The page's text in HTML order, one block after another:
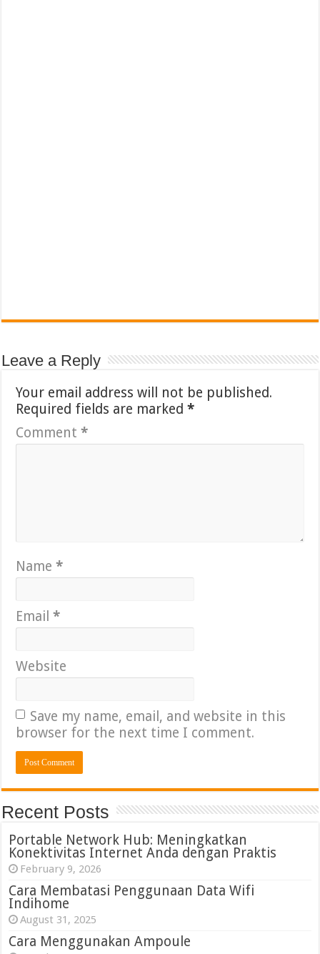
Leave a Reply
Your email address will not be published.
Required fields are marked*
Comment*
Name*
Email*
Website
Save my name, email, and website in this
browser for the next time I comment.
Recent Posts
Portable Network Hub: Meningkatkan
Konektivitas Internet Anda dengan Praktis
February 9, 2026
Cara Membatasi Penggunaan Data Wifi
Indihome
August 31, 2025
Cara Menggunakan Ampoule